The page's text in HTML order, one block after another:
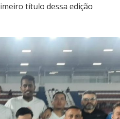
título dessa edição